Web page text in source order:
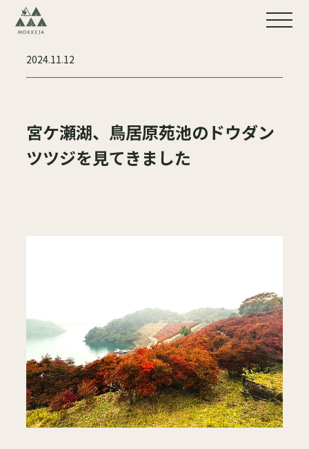
2024.11.12
宮ケ瀬湖、鳥居原苑池のドウダン
ツツジを見てきました